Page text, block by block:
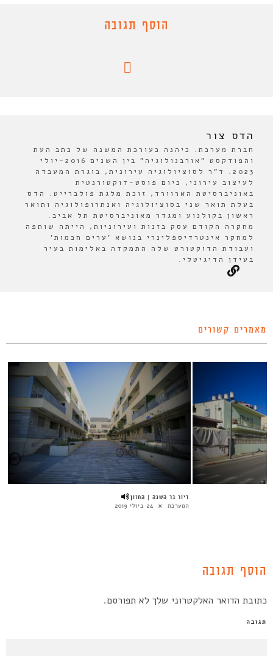
הוסף תגובה
הדס צור
חברת מערכת. כיהנה כעורכת המשנה של כתב העת
והפודקסט "אורבנולוגיה" בין השנים 2016-יולי
2023. ד"ר לסוציולוגיה עירונית, בוגרת המעבדה
לעיצוב עירוני, כיום פוסט-דוקטורנטית
באוניברסיטת הארוורד, זוכת מלגת פולברייט. הדס
בעלת תואר שני בסוציולוגיה ואנתרופולוגיה ותואר
ראשון בקולנוע ומגדר מאוניברסיטת תל אביב.
מחקרה הקודם עסק בזנות ועירוניות, הייתה שותפה
למחקר אינטרדיספלינרי בנושא 'ערים חכמות'
ועבודת הדוקטורט שלה התמקדה באלימות בעיר
בעידן הדיגיטלי.
מאמרים קשורים
דיור בר השגה | החזון
המערכת 24 ביולי 2019
הוסף תגובה
כתובת הדואר האלקטרוני שלך לא תפורסם.
תגובה